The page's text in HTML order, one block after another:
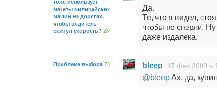
тоже использует
макеты милицейских
машин на дорогах,
чтобы водитель
скинул скорость? 28
Да.
Те, что я видел,
чтобы не сперли.
даже издалека.
Проблема выбора 73 bleep 17 фев 2009 в
@bleepАх, да,